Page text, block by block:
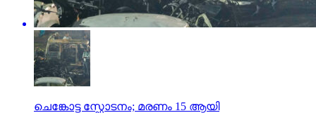
ചെങ്കോട്ട സ്ഫോടനം; മരണം 15 ആയി